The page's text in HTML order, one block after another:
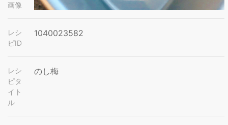
画像
レシ
ピID
1040023582
レシ
ピタ
イト
ル
のし梅